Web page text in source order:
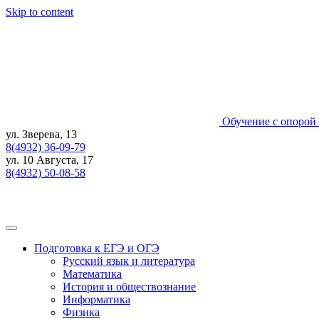
Skip to content
Обучение с опорой
ул. Зверева, 13
8(4932) 36-09-79
ул. 10 Августа, 17
8(4932) 50-08-58
Подготовка к ЕГЭ и ОГЭ
Русский язык и литература
Математика
История и обществознание
Информатика
Физика